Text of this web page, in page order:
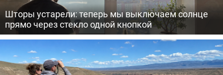
Шторы устарели: теперь мы выключаем солнце
прямо через стекло одной кнопкой